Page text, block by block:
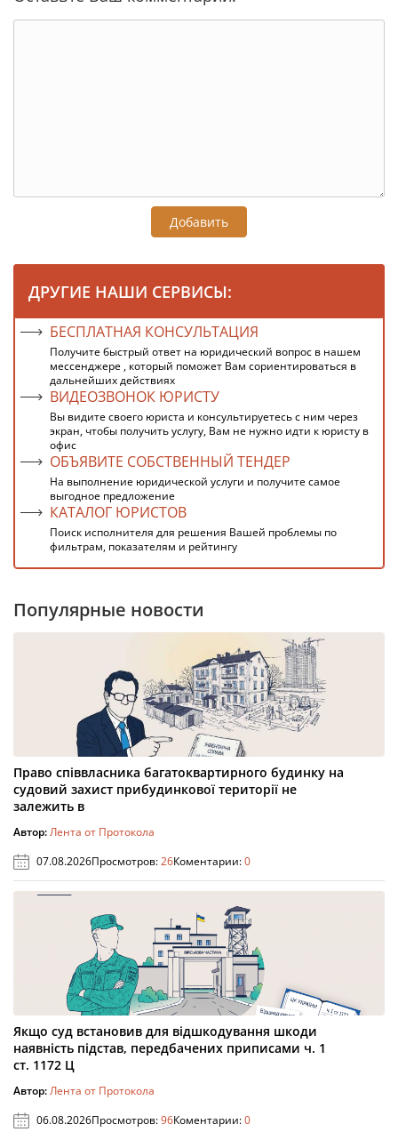
Добавить
ДРУГИЕ НАШИ СЕРВИСЫ:
БЕСПЛАТНАЯ КОНСУЛЬТАЦИЯ
Получите быстрый ответ на юридический вопрос в нашем
мессенджере , который поможет Вам сориентироваться в
дальнейших действиях
ВИДЕОЗВОНОК ЮРИСТУ
Вы видите своего юриста и консультируетесь с ним через
экран, чтобы получить услугу, Вам не нужно идти к юристу в
офис
ОБЪЯВИТЕ СОБСТВЕННЫЙ ТЕНДЕР
На выполнение юридической услуги и получите самое
выгодное предложение
КАТАЛОГ ЮРИСТОВ
Поиск исполнителя для решения Вашей проблемы по
фильтрам, показателям и рейтингу
Популярные новости
Право співвласника багатоквартирного будинку на
судовий захист прибудинкової території не
залежить в
Автор:Лента от Протокола
07.08.2026Просмотров:26Коментарии:0
Якщо суд встановив для відшкодування шкоди
наявність підстав, передбачених приписами ч. 1
ст. 1172 Ц
Автор:Лента от Протокола
06.08.2026Просмотров:96Коментарии:0